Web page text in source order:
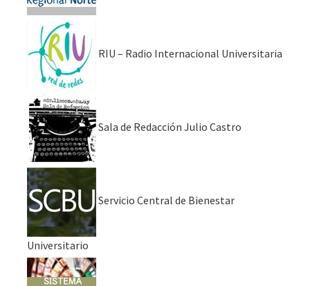
RIU – Radio Internacional Universitaria
Sala de Redacción Julio Castro
Servicio Central de Bienestar
Universitario